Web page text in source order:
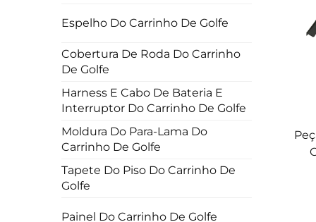
Espelho Do Carrinho De Golfe
Cobertura De Roda Do Carrinho
De Golfe
Harness E Cabo De Bateria E
Interruptor Do Carrinho De Golfe
Moldura Do Para-Lama Do
Carrinho De Golfe
Tapete Do Piso Do Carrinho De
Golfe
Painel Do Carrinho De Golfe